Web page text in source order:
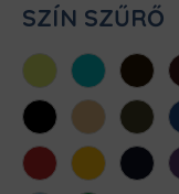
SZÍN SZŰRŐ
AlmazöldAtollkékBarna
FeketeHomokKhaki
Piros Sárga